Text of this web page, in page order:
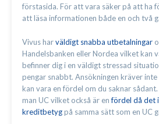
förstasida. För att vara säker på att ha
att läsa informationen både en och två
Vivus harväldigt snabba utbetalningar
Handelsbanken eller Nordea vilket kan
befinner dig i en väldigt stressad
pengar snabbt. Ansökningen kräver
kan vara en fördel om du saknar
man UC vilket också är enfördel då det
kreditbetygpå samma sätt som en UC